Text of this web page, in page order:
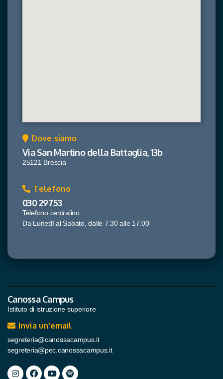
Dove siamo
Via San Martino della Battaglia, 13b
25121 Brescia
Telefono
030 29753
Telefono centralino
Da Lunedì al Sabato, dalle 7.30 alle 17.00
Canossa Campus
Istituto di istruzione superiore
Invia un'email
segreteria@canossacampus.it
segreteria@pec.canossacampus.it